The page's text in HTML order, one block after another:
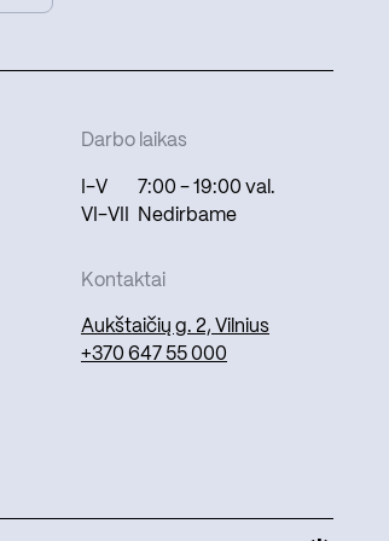
Darbo laikas
I-V
7:00 - 19:00 val.
VI-VII
Nedirbame
Kontaktai
Aukštaičių g. 2, Vilnius
+370 647 55 000